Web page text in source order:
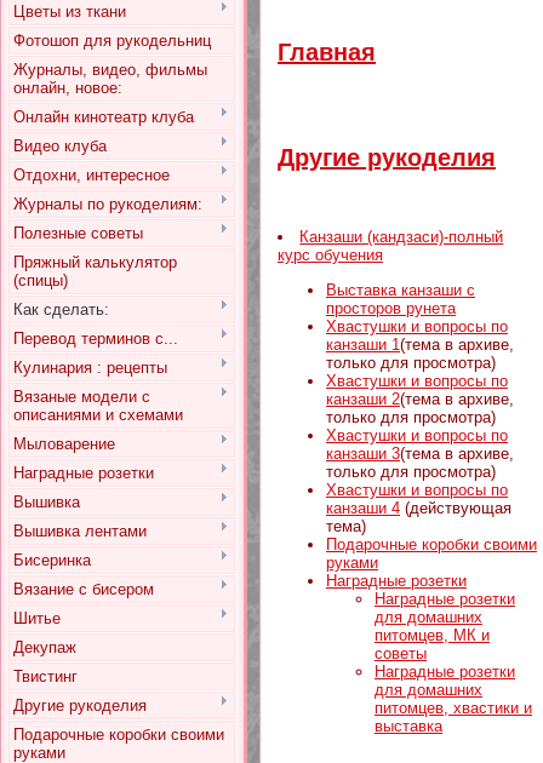
Цветы из ткани
Фотошоп для рукодельниц
Журналы, видео, фильмы
онлайн, новое:
Онлайн кинотеатр клуба
Видео клуба
Отдохни, интересное
Журналы по рукоделиям:
Полезные советы
Пряжный калькулятор
(спицы)
Как сделать:
Перевод терминов с...
Кулинария : рецепты
Вязаные модели с
описаниями и схемами
Мыловарение
Наградные розетки
Вышивка
Вышивка лентами
Бисеринка
Вязание с бисером
Шитье
Декупаж
Твистинг
Другие рукоделия
Подарочные коробки своими
руками
Главная
Другие рукоделия
Канзаши (кандзаси)-полный
курс обучения
Выставка канзаши с
просторов рунета
Хвастушки и вопросы по
канзаши 1(тема в архиве,
только для просмотра)
Хвастушки и вопросы по
канзаши 2(тема в архиве,
только для просмотра)
Хвастушки и вопросы по
канзаши 3(тема в архиве,
только для просмотра)
Хвастушки и вопросы по
канзаши 4 (действующая
тема)
Подарочные коробки своими
руками
Наградные розетки
Наградные розетки
для домашних
питомцев, МК и
советы
Наградные розетки
для домашних
питомцев, хвастики и
выставка